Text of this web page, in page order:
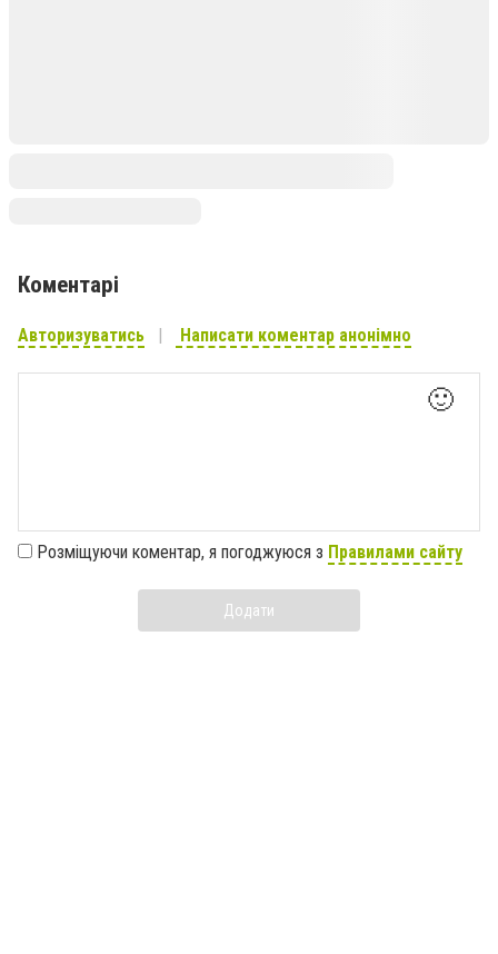
Коментарі
Авторизуватись Написати коментар анонімно
🙂
Розміщуючи коментар, я погоджуюся з Правилами сайту
Додати